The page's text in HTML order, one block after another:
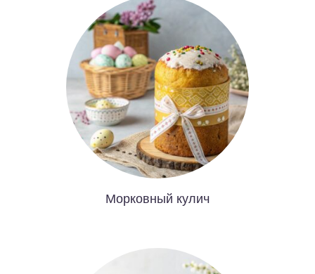
Морковный кулич